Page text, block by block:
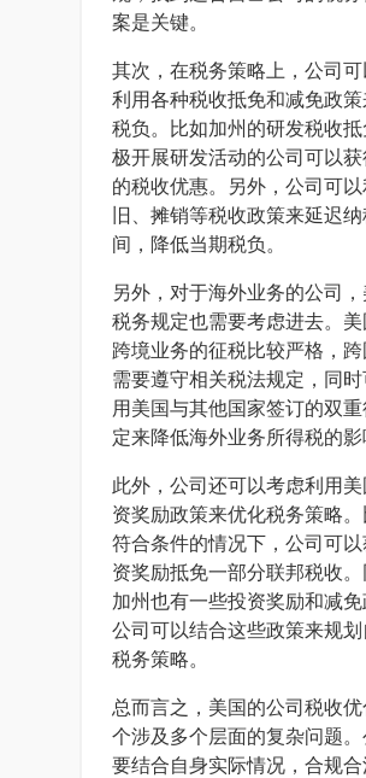
案是关键。
其次，在税务策略上，公司
利用各种税收抵免和减免政
税负。比如加州的研发税收
极开展研发活动的公司可以
的税收优惠。另外，公司可
旧、摊销等税收政策来延迟
间，降低当期税负。
另外，对于海外业务的公司
税务规定也需要考虑进去。
跨境业务的征税比较严格，跨
需要遵守相关税法规定，同
用美国与其他国家签订的双
定来降低海外业务所得税的影
此外，公司还可以考虑利用
资奖励政策来优化税务策略
符合条件的情况下，公司可
资奖励抵免一部分联邦税收。
加州也有一些投资奖励和减免
公司可以结合这些政策来规
税务策略。
总而言之，美国的公司税收
个涉及多个层面的复杂问题
要结合自身实际情况，合规